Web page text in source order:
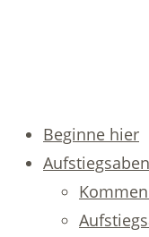
Beginne hier